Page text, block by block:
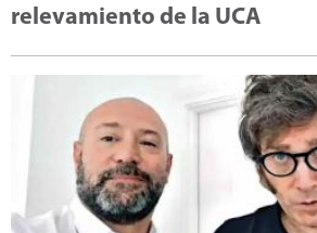
relevamiento de la UCA